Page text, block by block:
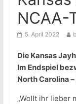
NCAA-
5. April 2022
Die Kansas
Im Endspiel
North Carolina
„Wollt ihr lieber